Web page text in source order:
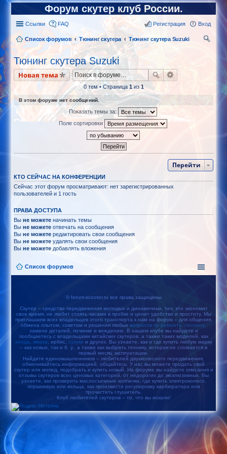
Форум скутер клуб России.
Ссылки FAQ Вход
Регистрация
Список форумов Тюнинг скутера
Тюнинг скутера Suzuki
Тюнинг скутера Suzuki
Новая тема
0 тем • Страница 1из 1
В этом форуме нет сообщений.
Показать темы за:
Поле сортировки
Перейти
КТО СЕЙЧАС НА КОНФЕРЕНЦИИ
Сейчас этот форум просматривают: нет зарегистрированных
пользователей и 1 гость
ПРАВА ДОСТУПА
Выне можете начинать темы
Выне можете отвечать на сообщения
Выне можете редактировать свои сообщения
Выне можете удалять свои сообщения
Выне можете добавлять вложения
Список форумов
© forum-scooter.ru все права защищены
Скутер – средство передвижения молодых и динамичных, тех, кто экономит
свое время, не любит стоять часами в пробке и ценит удобство и простоту. Мы
приглашаем всех владельцев этого транспорта к нам на форум – для общения,
обмена опытом, советам и решения любых вопросов по ремонту тюнингу
замене деталей, починке и вождению. В нашем клубе вы найдете и
пообщаетесь с владельцами китайских скутеров, а также таких моделей, как
хонда
ямаха , ирбис, сузуки и других. Вы узнаете, как и где купить любую марку
– как новых, так и б. у., а также как выбрать технику, которая не сломается в
первый месяц эксплуатации.
Найдите единомышленников – любителей двухколесного передвижения,
обменивайтесь информацией, общайтесь. У нас вы можете продать свой
скутер или мопед, подобрать и купить новый. На форуме вы найдете описания и
отзывы скутеров всех ценовых категорий, от недорогих до эксклюзивных. Вы
узнаете, как проверить маслосъемные колпачки, где купить электроколесо,
поршневую или кольца, как произвести регулировку карбюратора или
прочистить глушитель.
Клуб любителей скутеров – то, что вы искали!